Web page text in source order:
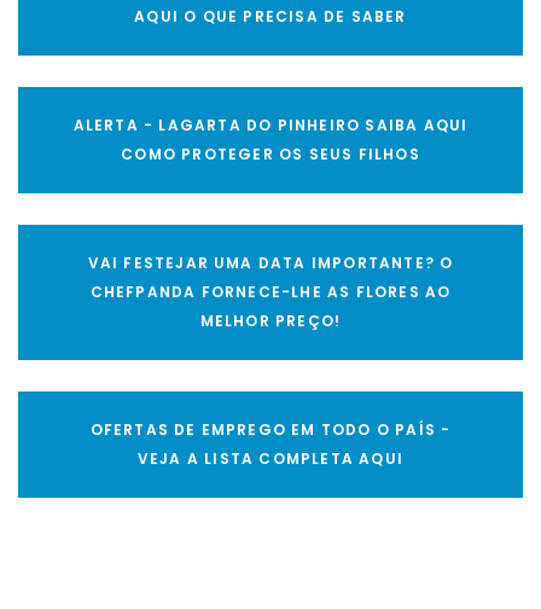
AQUI O QUE PRECISA DE SABER
ALERTA - LAGARTA DO PINHEIRO SAIBA AQUI
COMO PROTEGER OS SEUS FILHOS
VAI FESTEJAR UMA DATA IMPORTANTE? O
CHEFPANDA FORNECE-LHE AS FLORES AO
MELHOR PREÇO!
OFERTAS DE EMPREGO EM TODO O PAÍS -
VEJA A LISTA COMPLETA AQUI